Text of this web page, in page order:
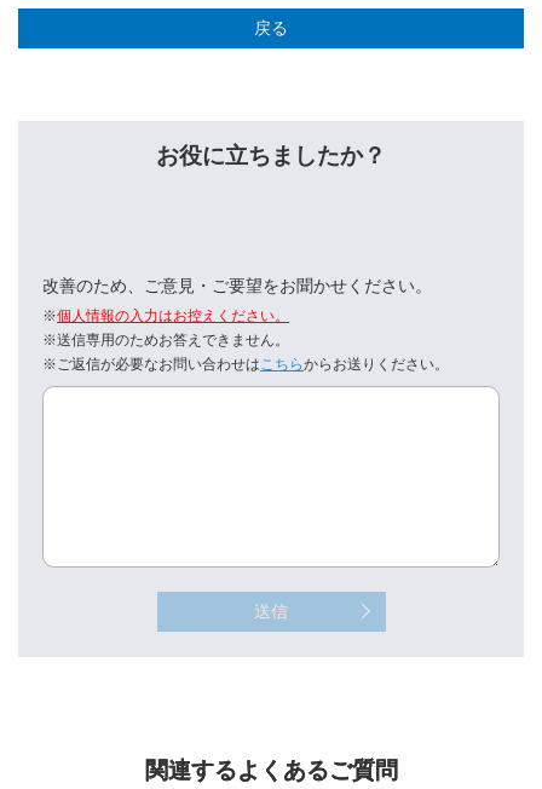
戻る
お役に立ちましたか？
改善のため、ご意見・ご要望をお聞かせください。
※個人情報の入力はお控えください。
※送信専用のためお答えできません。
※ご返信が必要なお問い合わせは こちらからお送りください。
送信
関連するよくあるご質問